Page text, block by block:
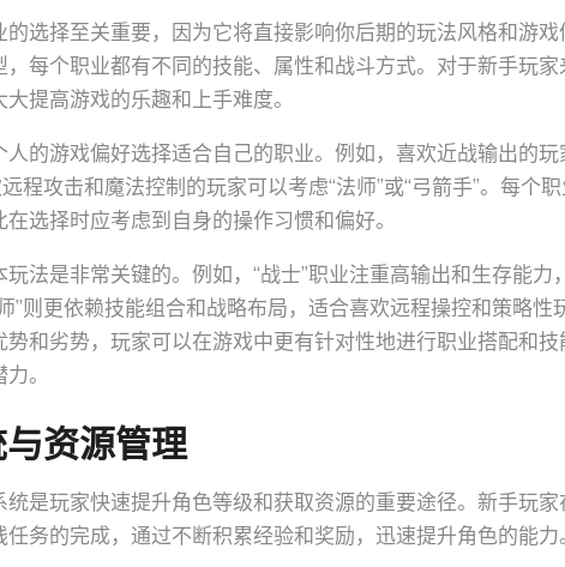
选择至关重要，因为它将直接影响你后期的玩法风格和游戏
每个职业都有不同的技能、属性和战斗方式。对于新手玩
提高游戏的乐趣和上手难度。
的游戏偏好选择适合自己的职业。例如，喜欢近战输出的
程攻击和魔法控制的玩家可以考虑“法师”或“弓箭手”。每个
选择时应考虑到自身的操作习惯和偏好。
法是非常关键的。例如，“战士”职业注重高输出和生存能力
”则更依赖技能组合和战略布局，适合喜欢远程操控和策略性
和劣势，玩家可以在游戏中更有针对性地进行职业搭配和技
。
资源管理
统是玩家快速提升角色等级和获取资源的重要途径。新手玩
务的完成，通过不断积累经验和奖励，迅速提升角色的能力。